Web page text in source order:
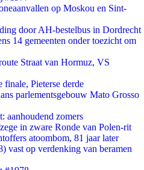
op Moskou en Sint-
door AH-bestelbus in Dordrecht
14 gemeenten onder toezicht om
Straat van Hormuz, VS
Pieterse derde
parlementsgebouw Mato Grosso
aanhoudend zomers
in zware Ronde van Polen-rit
atoombom, 81 jaar later
vast op verdenking van beramen